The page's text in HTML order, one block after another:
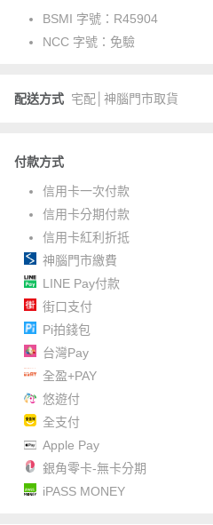
BSMI 字號： R45904
NCC 字號： 免驗
配送方式 宅配│神腦門市取貨
付款方式
信用卡一次付款
信用卡分期付款
信用卡紅利折抵
神腦門市繳費
LINE Pay付款
街口支付
Pi拍錢包
台灣Pay
全盈+PAY
悠遊付
全支付
Apple Pay
銀角零卡-無卡分期
iPASS MONEY